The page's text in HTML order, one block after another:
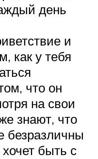
день
и
как у тебя
что он
на свои
знают, что
безразличны
быть с